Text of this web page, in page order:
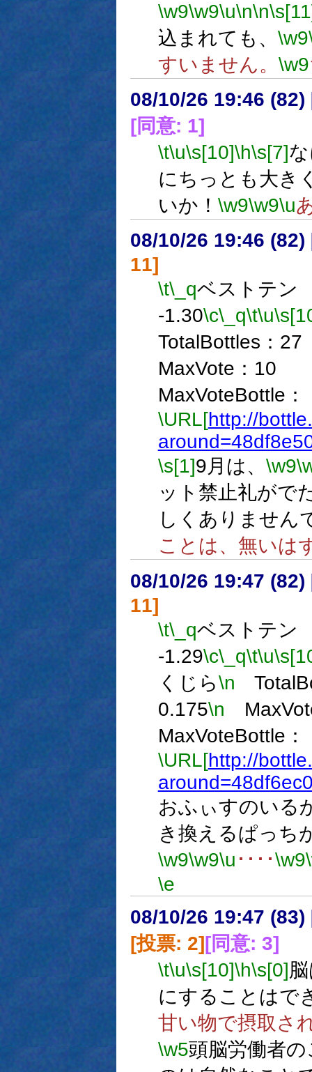
\w9\w9\u\n\n
込まれても、 \w9
すいません。 \w9
08/10/26 19:46 (82)
[同意: 1]
\t\u\s[10]\h\s[7]
にちっとも大き
いか！ \w9\w9\u
08/10/26 19:46 (82)
11]
\t\_qベストテン
-1.30\c\_q\t\u
TotalBottles：
MaxVote：
MaxVoteBottle：
\URL[http://
\s[1]9月は、 \w9
ット禁止礼がで
しくありません
ことは、無いは
08/10/26 19:47 (82)
11]
\t\_qベストテン
-1.29\c\_q\t\u
くじら\n
0.175\n
MaxVoteBottle：
\URL[http://
おふぃすのいる
き換えるぱっち
\w9\w9\u ････\w9
\e
08/10/26 19:47 (83)
[投票: 2][同意: 3]
\t\u\s[10]\h\s[0]
にすることはで
甘い物で摂取さ
\w5頭脳労働者